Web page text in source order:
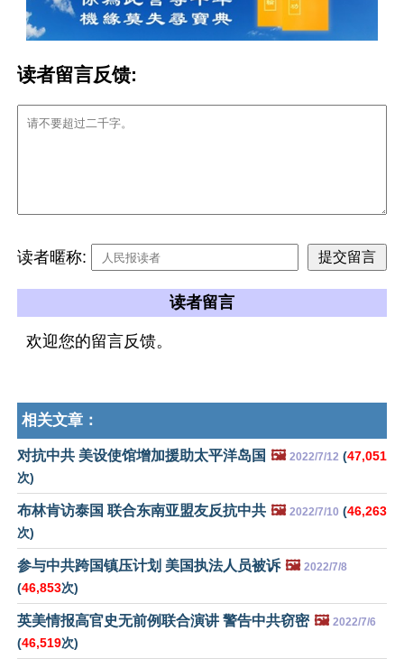
读者留言反馈:
读者暱称:
读者留言
欢迎您的留言反馈。
相关文章：
对抗中共 美设使馆增加援助太平洋岛国 🖼️ 2022/7/12 (47,051
次)
布林肯访泰国 联合东南亚盟友反抗中共 🖼️ 2022/7/10 (46,263
次)
参与中共跨国镇压计划 美国执法人员被诉 🖼️ 2022/7/8
(46,853次)
英美情报高官史无前例联合演讲 警告中共窃密 🖼️ 2022/7/6
(46,519次)